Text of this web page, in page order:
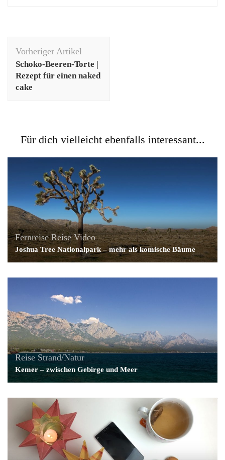
Vorheriger Artikel
Schoko-Beeren-Torte |
Rezept für einen naked
cake
Für dich vielleicht ebenfalls interessant...
Fernreise Reise Video
Joshua Tree Nationalpark – mehr als komische Bäume
Reise Strand/Natur
Kemer – zwischen Gebirge und Meer